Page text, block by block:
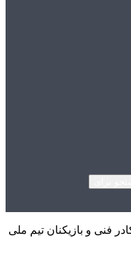
فنی و بازیکنان تیم ملی